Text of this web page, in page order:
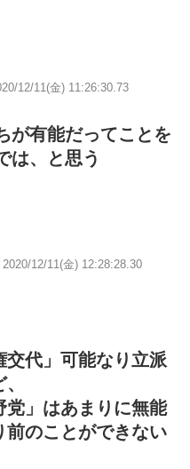
12/11(金) 11:26:30.73
が有能だってことを
は、と思う
2020/12/11(金) 12:28:28.30
交代」可能なり立派
党」はあまりに無能
前のことができない